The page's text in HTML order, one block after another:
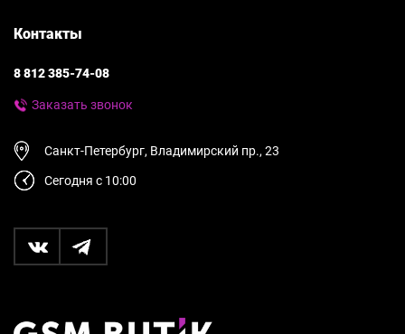
Контакты
8 812 385-74-08
Заказать звонок
Санкт-Петербург, Владимирский пр., 23
Сегодня с 10:00